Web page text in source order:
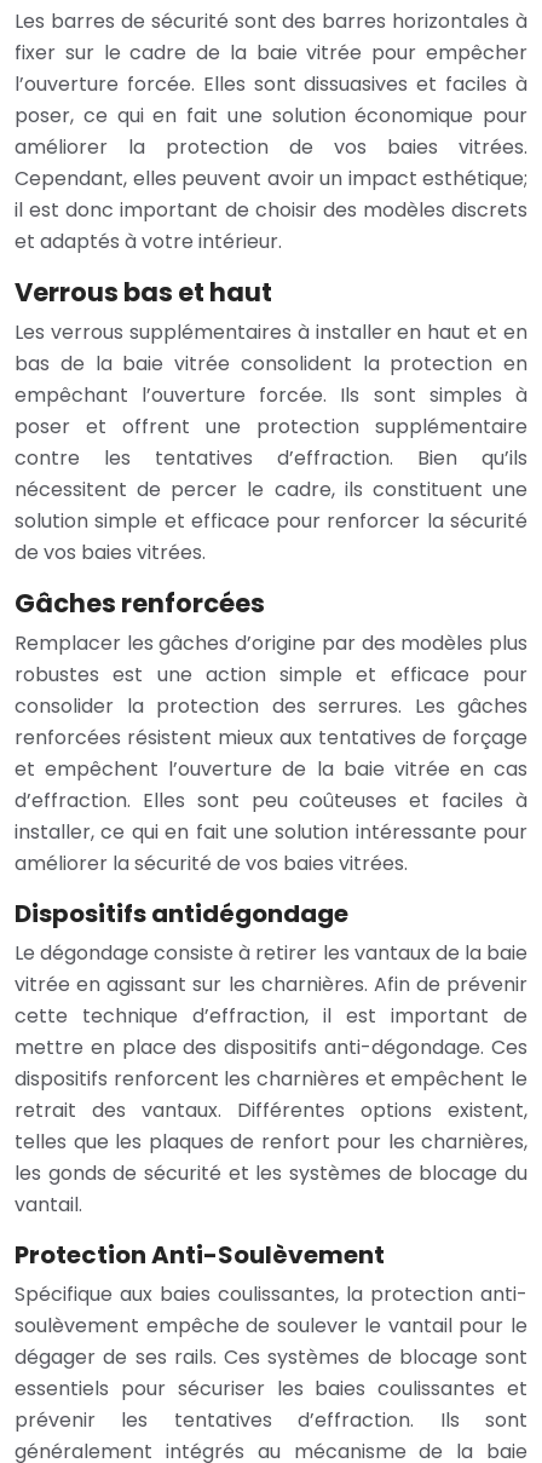
Les barres de sécurité sont des barres horizontales à
fixer sur le cadre de la baie vitrée pour empêcher
l’ouverture forcée. Elles sont dissuasives et faciles à
poser, ce qui en fait une solution économique pour
améliorer la protection de vos baies vitrées.
Cependant, elles peuvent avoir un impact esthétique;
il est donc important de choisir des modèles discrets
et adaptés à votre intérieur.
Verrous bas et haut
Les verrous supplémentaires à installer en haut et en
bas de la baie vitrée consolident la protection en
empêchant l’ouverture forcée. Ils sont simples à
poser et offrent une protection supplémentaire
contre les tentatives d’effraction. Bien qu’ils
nécessitent de percer le cadre, ils constituent une
solution simple et efficace pour renforcer la sécurité
de vos baies vitrées.
Gâches renforcées
Remplacer les gâches d’origine par des modèles plus
robustes est une action simple et efficace pour
consolider la protection des serrures. Les gâches
renforcées résistent mieux aux tentatives de forçage
et empêchent l’ouverture de la baie vitrée en cas
d’effraction. Elles sont peu coûteuses et faciles à
installer, ce qui en fait une solution intéressante pour
améliorer la sécurité de vos baies vitrées.
Dispositifs antidégondage
Le dégondage consiste à retirer les vantaux de la baie
vitrée en agissant sur les charnières. Afin de prévenir
cette technique d’effraction, il est important de
mettre en place des dispositifs anti-dégondage. Ces
dispositifs renforcent les charnières et empêchent le
retrait des vantaux. Différentes options existent,
telles que les plaques de renfort pour les charnières,
les gonds de sécurité et les systèmes de blocage du
vantail.
Protection Anti-Soulèvement
Spécifique aux baies coulissantes, la protection anti-
soulèvement empêche de soulever le vantail pour le
dégager de ses rails. Ces systèmes de blocage sont
essentiels pour sécuriser les baies coulissantes et
prévenir les tentatives d’effraction. Ils sont
généralement intégrés au mécanisme de la baie